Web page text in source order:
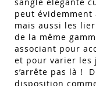
peut
mais aussi les
de la même
associant pour
et pour varier les
s’arrête pas là !
disposition